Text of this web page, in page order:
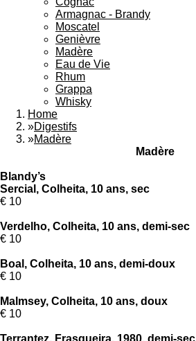
Armagnac - Brandy
Moscatel
Genièvre
Madère
Eau de Vie
Rhum
Grappa
Whisky
Home
»Digestifs
»Madère
Madère
Blandy’s
Sercial, Colheita, 10 ans, sec
€ 10
Verdelho, Colheita, 10 ans, demi-sec
€ 10
Boal, Colheita, 10 ans, demi-doux
€ 10
Malmsey, Colheita, 10 ans, doux
€ 10
Terrantez, Frasqueira, 1980, demi-sec